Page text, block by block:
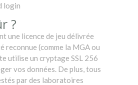
login
?
une licence de jeu délivrée
reconnue (comme la MGA ou
utilise un cryptage SSL 256
vos données. De plus, tous
par des laboratoires